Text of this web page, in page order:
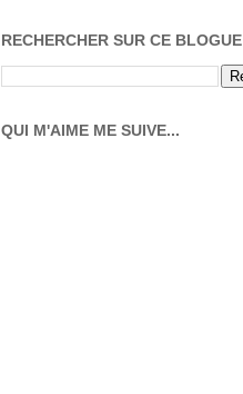
RECHERCHER SUR CE BLOGUE
QUI M'AIME ME SUIVE...